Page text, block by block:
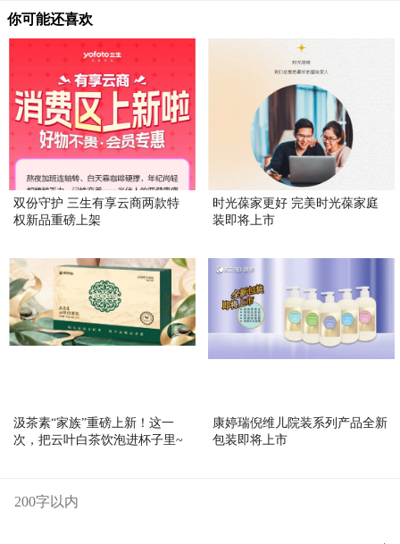
你可能还喜欢
双份守护 三生有享云商两款特
权新品重磅上架
时光葆家更好 完美时光葆家庭
装即将上市
汲茶素“家族”重磅上新！这一
次，把云叶白茶饮泡进杯子里~
康婷瑞倪维儿院装系列产品全新
包装即将上市